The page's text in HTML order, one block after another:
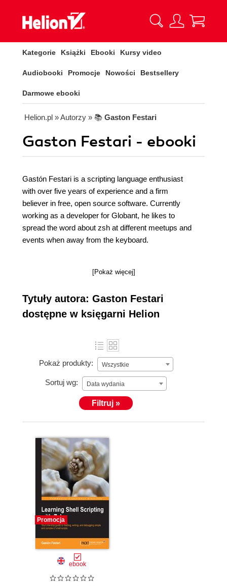
Kategorie Książki Ebooki Kursy video
Audiobooki Promocje Nowości Bestsellery
Darmowe ebooki
Helion.pl » Autorzy » 📚 Gaston Festari
Gaston Festari - ebooki
Gastón Festari is a scripting language enthusiast
with over five years of experience and a firm
believer in free, open source software. Currently
working as a developer for Globant, he likes to
spread the word about zsh at different meetups and
events when away from the keyboard.
[Pokaż więcej]
Tytuły autora: Gaston Festari
dostępne w księgarni Helion
Pokaż produkty: Wszystkie
Sortuj wg: Data wydania
Filtruj »
Promocja
ebook